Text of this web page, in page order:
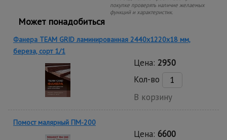
покупке проверять наличие желаемых
функций и характеристик.
Может понадобиться
Фанера TEAM GRID ламинированная 2440х1220х18 мм,
береза, сорт 1/1
Цена: 2950
Кол-во
В корзину
Помост малярный ПМ-200
Цена: 6600